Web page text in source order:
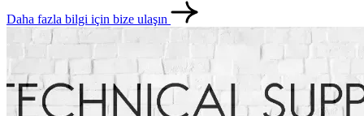
Daha fazla bilgi için bize ulaşın